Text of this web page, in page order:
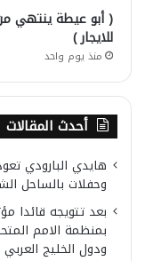
( أبو عيطة ينتهي
للايجار )
منذ يوم واحد
أحدث المقالات
هايدي البارودي
وحفلات بالساحل
بعد تتويجه قائدا
ودول الخليج العربي